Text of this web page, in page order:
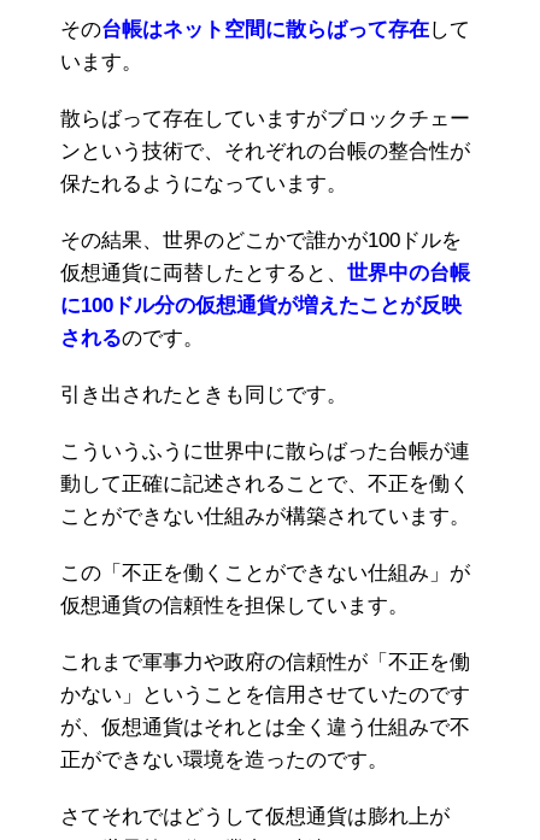
その台帳はネット空間に散らばって存在して
います。
散らばって存在していますがブロックチェー
ンという技術で、それぞれの台帳の整合性が
保たれるようになっています。
その結果、世界のどこかで誰かが100ドルを
仮想通貨に両替したとすると、 世界中の台帳
に100ドル分の仮想通貨が増えたことが反映
されるのです。
引き出されたときも同じです。
こういうふうに世界中に散らばった台帳が連
動して正確に記述されることで、不正を働く
ことができない仕組みが構築されています。
この「不正を働くことができない仕組み」が
仮想通貨の信頼性を担保しています。
これまで軍事力や政府の信頼性が「不正を働
かない」ということを信用させていたのです
が、仮想通貨はそれとは全く違う仕組みで不
正ができない環境を造ったのです。
さてそれではどうして仮想通貨は膨れ上が